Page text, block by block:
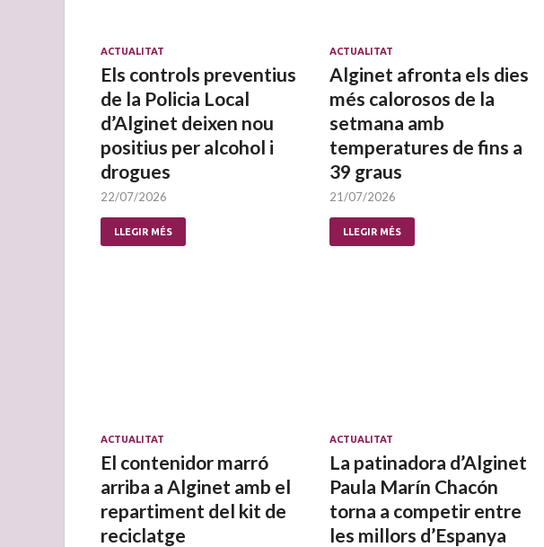
ACTUALITAT
Els controls preventius
de la Policia Local
d’Alginet deixen nou
positius per alcohol i
drogues
22/07/2026
LLEGIR MÉS
ACTUALITAT
Alginet afronta els dies
més calorosos de la
setmana amb
temperatures de fins a
39 graus
21/07/2026
LLEGIR MÉS
ACTUALITAT
El contenidor marró
arriba a Alginet amb el
repartiment del kit de
reciclatge
ACTUALITAT
La patinadora d’Alginet
Paula Marín Chacón
torna a competir entre
les millors d’Espanya